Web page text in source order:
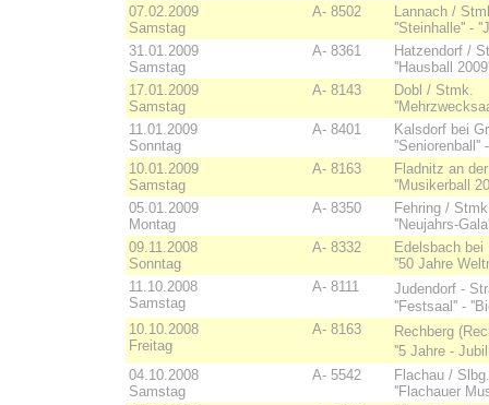
07.02.2009
Samstag
A- 8502
Lannach /
''Steinhalle'' -
31.01.2009
Samstag
A- 8361
Hatzendorf /
''Hausball
17.01.2009
Samstag
A- 8143
Dobl / Stmk.
11.01.2009
Sonntag
A- 8401
Kalsdorf bei
''Seniorenball''
10.01.2009
Samstag
A- 8163
Fladnitz an
''Musikerball
05.01.2009
Montag
A- 8350
Fehring /
''Neujahrs-
09.11.2008
Sonntag
A- 8332
Edelsbach
''50 Jahre
11.10.2008
Samstag
A- 8111
Judendorf -
''Festsaal'' -
10.10.2008
Freitag
A- 8163
Rechberg
''5 Jahre -
04.10.2008
Samstag
A- 5542
Flachau / Slbg.
''Flachauer